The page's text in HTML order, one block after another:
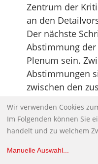
Zentrum der
an den
Der nächste
Abstimmung
Plenum sein.
Abstimmungen
zwischen den
zu den
Quelle: Sven
Hartz-IV-
Wir verwenden Cookies
Im Folgenden können Sie
handelt und zu welchem
Manuelle Auswahl...